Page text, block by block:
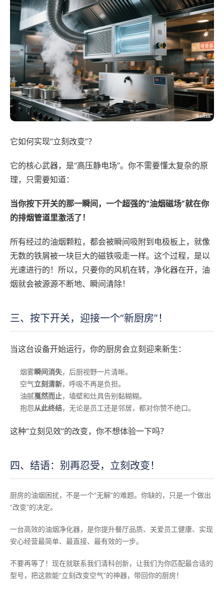
它如何实现“立刻改变”？
它的核心武器，是“高压静电场”。你不需要懂太复杂的原
理，只需要知道：
当你按下开关的那一瞬间，一个超强的“油烟磁场”就在你
的排烟管道里激活了！
所有经过的油烟颗粒，都会被瞬间吸附到电极板上，就像
无数的铁屑被一块巨大的磁铁吸走一样。这个过程，是以
光速进行的！所以，只要你的风机在转，净化器在开，油
烟就会被源源不断地、瞬间清除！
三、按下开关，迎接一个“新厨房”！
当这台设备开始运行，你的厨房会立刻迎来新生：
烟雾瞬间消失，后厨视野一片清晰。
空气立刻清新，呼吸不再是负担。
油腻戛然而止，墙壁和灶具告别黏糊糊。
抱怨从此终结，无论是员工还是邻居，都对你赞不绝口。
这种“立刻见效”的改变，你不想体验一下吗？
四、结语：别再忍受，立刻改变！
厨房的油烟困扰，不是一个“无解”的难题。你缺的，只是一个做出
“改变”的决定。
一台高效的油烟净化器，是你提升餐厅品质、关爱员工健康、实现
安心经营最简单、最直接、最有效的一步。
不要再等了！现在就联系我们清科创新，让我们为你匹配最合适的
型号，把这款能“立刻改变空气”的神器，带回你的厨房！